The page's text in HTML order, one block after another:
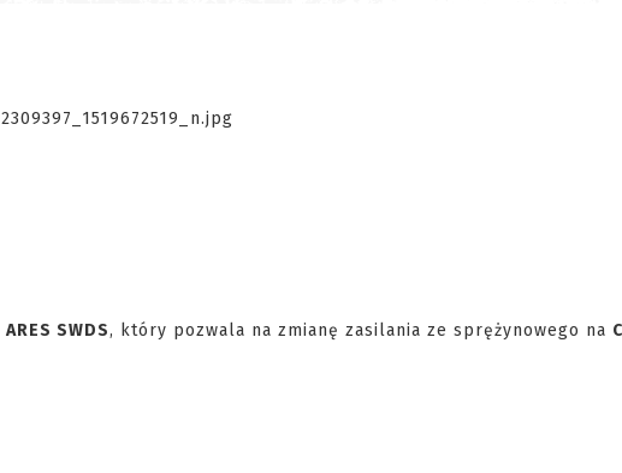
ARES SWDS, który pozwala na zmianę zasilania ze sprężynowego na